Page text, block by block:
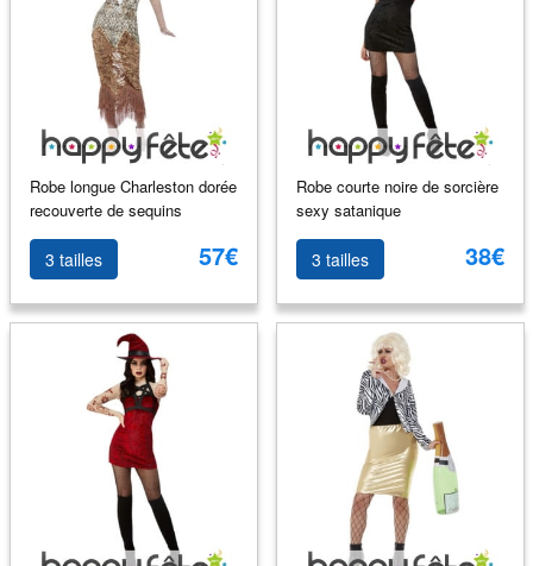
Robe longue Charleston dorée
recouverte de sequins
3 tailles 57€
Robe courte noire de sorcière
sexy satanique
3 tailles 38€